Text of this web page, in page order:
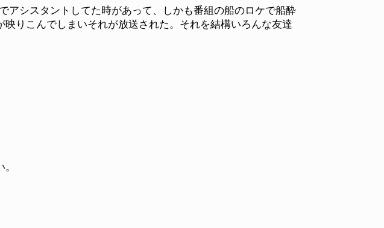
アシスタントしてた時があって、しかも番組の船のロケで船酔
映りこんでしまいそれが放送された。それを結構いろんな友達